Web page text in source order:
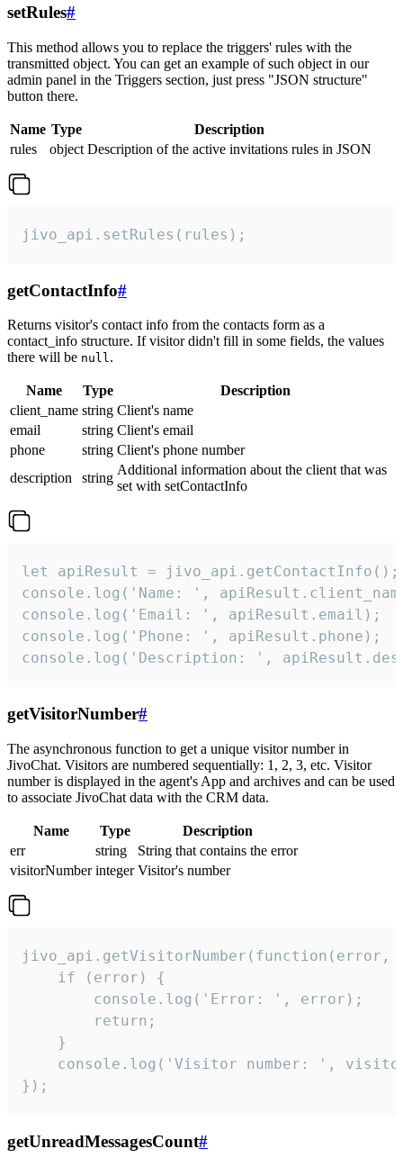
setRules#
This method allows you to replace the triggers' rules with the
transmitted object. You can get an example of such object in our
admin panel in the Triggers section, just press "JSON structure"
button there.
Name Type
Description
rules
object Description of the active invitations rules in JSON
jivo_api.setRules(rules);
getContactInfo#
Returns visitor's contact info from the contacts form as a
contact_info structure. If visitor didn't fill in some fields, the values
there will be null.
Name Type
Description
client_name string Client's name
email
string Client's email
phone
string Client's phone number
description
string
Additional information about the client that was
set with setContactInfo
let apiResult = jivo_api.getContactInfo();
console.log('Name: ',
console.log('Email: ', apiResult.email);
console.log('Phone: ', apiResult.phone);
console.log('Description: ',
getVisitorNumber#
The asynchronous function to get a unique visitor number in
JivoChat. Visitors are numbered sequentially: 1, 2, 3, etc. Visitor
number is displayed in the agent's App and archives and can be used
to associate JivoChat data with the CRM data.
Name Type
Description
err
string
String that contains the error
visitorNumber integer Visitor's number
jivo_api.getVisitorNumber(function(error,
    if (error) {
        console.log('Error: ', error);
        return;
    }
console.log('Visitor number: ',
});
getUnreadMessagesCount#